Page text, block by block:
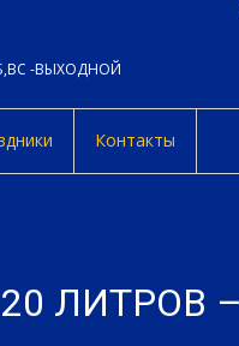
-ВЫХОДНОЙ
Контакты
ЛИТРОВ